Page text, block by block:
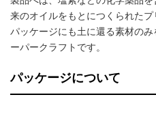
来のオイルをもとにつくられたプ
パッケージにも土に還る素材の
ーパークラフトです。
パッケージについて